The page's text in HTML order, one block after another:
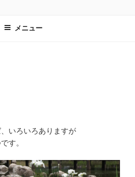
メニュー
いろいろありますが
す。